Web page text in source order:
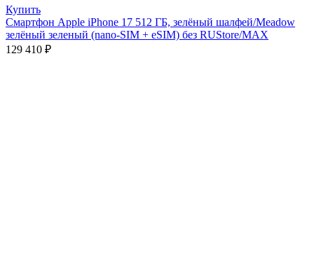
Купить
Смартфон Apple iPhone 17 512 ГБ, зелёный шалфей/Meadow
зелёный зеленый (nano-SIM + eSIM) без RUStore/MAX
129 410 ₽